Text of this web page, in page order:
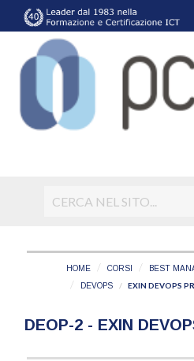
HOME CORSI
BEST
DEVOPS
EXIN DEVOPS
DEOP-2 - EXIN